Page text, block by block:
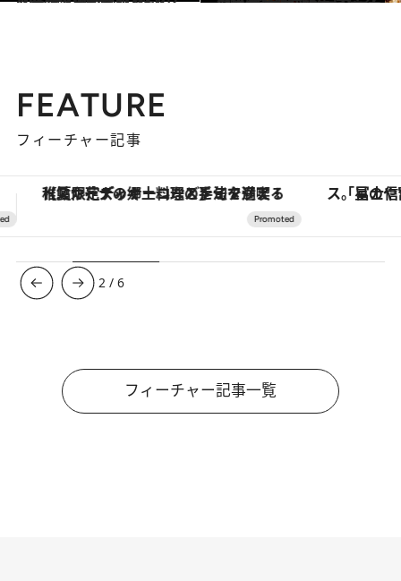
FEATURE
フィーチャー記事
「星のや富士」でデジタルデトックス。冨士信仰の歴史を辿り、心身を調える。 【銀座で出合う最旬美容】美髪ケアや上質
3 /6
フィーチャー記事一覧